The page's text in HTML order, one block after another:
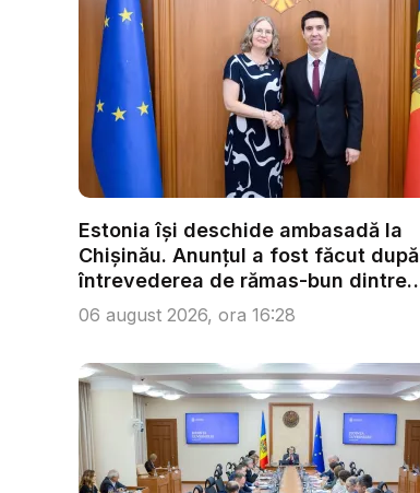
Estonia își deschide ambasadă la
Chișinău. Anunțul a fost făcut după
întrevederea de rămas-bun dintre
ministr...
06 august 2026, ora 16:28